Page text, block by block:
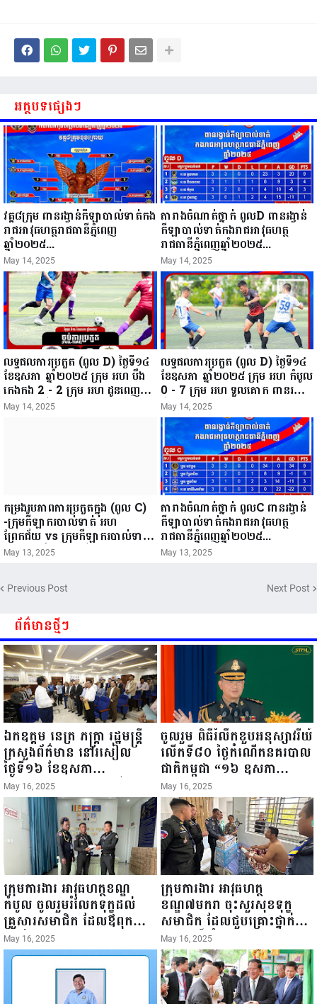
អត្ថបទផ្សេងៗ
វគ្គ៨ក្រុម ពានរង្វាន់កីឡាបាល់ទាត់កង
រាជអាវុធហត្ថរាជធានីភ្នំពេញ
ឆ្នាំ២០២៥...
May 14, 2025
តារាងចំណាត់ថ្នាក់ ពូលD ពានរង្វាន់
កីឡាបាល់ទាត់កងរាជអាវុធហត្ថ
រាជធានីភ្នំពេញឆ្នាំ២០២៥...
May 14, 2025
លទ្ធផលការប្រកួត (ពូល D) ថ្ងៃទី១៤
ខែឧសភា ឆ្នាំ២០២៥ ក្រុម អហ បឹង
កេងកង 2 - 2 ក្រុម អហ ដូនពេញ
ពានរង្វាន់កីឡាបាល់ទាត់កងរាជអាវុធ
May 14, 2025
លទ្ធផលការប្រកួត (ពូល D) ថ្ងៃទី១៤
ខែឧសភា ឆ្នាំ២០២៥ ក្រុម អហ កំបូល
0 - 7 ក្រុម អហ ទួលគោក ពានរង្វាន់
កីឡាបាល់ទាត់កងរាជអាវុធហត្ថ
រាជធានីភ្នំពេញឆ្នាំ២០២៥...
May 14, 2025
កម្រងរូបភាពការប្រកួតក្នុង (ពូល C)
-ក្រុមកីឡាករបាល់ទាត់ អហ
ព្រែកជ័យ vs ក្រុមកីឡាករបាល់ទាត់
អហ គ្រុឌជ័យ -ក្រុមកីឡាករបាល់ទាត់
របាល់ទាត់ អហ រាជគ្រុឌ ថ្ងៃទី១៣ ខែ
ឧសភា ឆ្នាំ២០២៥...
May 13, 2025
តារាងចំណាត់ថ្នាក់ ពូលC ពានរង្វាន់
កីឡាបាល់ទាត់កងរាជអាវុធហត្ថ
រាជធានីភ្នំពេញឆ្នាំ២០២៥...
May 13, 2025
Previous Post Next Post
ព័ត៌មានថ្មីៗ
ឯកឧត្តម នេត្រ ភក្ត្រា រដ្ឋមន្ត្រី
ក្រសួងព័ត៌មាន នៅរសៀល
ថ្ងៃទី១៦ ខែឧសភា
ឆ្នាំ២០២៥នេះ បានអញ្ជើញចុះ
ធ្វើជំរឿនថ្នាក់ដឹកនាំមន្ត្រីរាជ
ការស៉ីវិល នៃក្រសួងព័ត៌មាន...
May 16, 2025
ចូលរួម ពិធីរំលឹកខួបអនុស្សាវរីយ៍
លើកទី៨០ ថ្ងៃកំណើតនគរបាល
ជាតិកម្ពុជា “១៦ ឧសភា
១៩៤៥ ~ ១៦ ឧសភា
២០២៥”...
May 16, 2025
ក្រុមការងារ អាវុធហត្ថខណ្ឌ
កំបូល ចូលរួមរំលែកទុក្ខដល់
គ្រួសារសមាជិក ដែលឪពុកក្មេក
របស់លោកទទួលមរណៈភាព!
May 16, 2025
ក្រុមការងារ អាវុធហត្ថ
ខណ្ឌ៧មករា ចុះសួរសុខទុក្ខ
សមាជិក ដែលជួបគ្រោះថ្នាក់
ចរាចរណ៍ កំពុងសម្រាកព្យាបាល
នៅមន្ទីរពេទ្យ!
May 16, 2025